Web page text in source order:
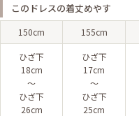
このドレスの着丈めやす
150cm 155cm
ひざ下
18cm
〜
ひざ下
26cm
ひざ下
17cm
〜
ひざ下
25cm